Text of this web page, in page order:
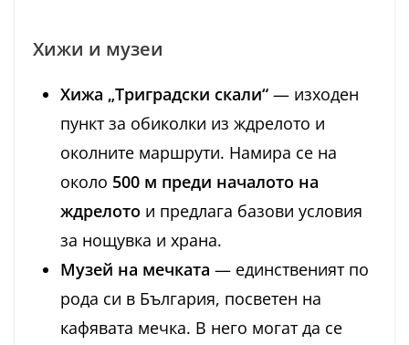
Хижи и музеи
Хижа „Триградски скали“ — изходен
пункт за обиколки из ждрелото и
околните маршрути. Намира се на
около 500 м преди началото на
ждрелото и предлага базови условия
за нощувка и храна.
Музей на мечката — единственият по
рода си в България, посветен на
кафявата мечка. В него могат да се